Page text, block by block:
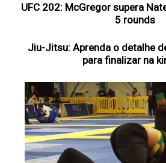
UFC 202: McGregor supera
5 rounds
Jiu-Jitsu: Aprenda o detalhe
para finalizar na